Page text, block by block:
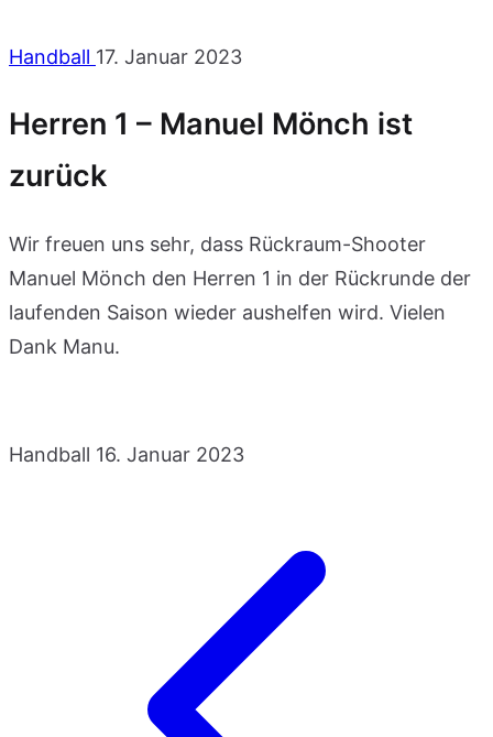
Handball 17. Januar 2023
Herren 1 – Manuel Mönch ist
zurück
Wir freuen uns sehr, dass Rückraum-Shooter
Manuel Mönch den Herren 1 in der Rückrunde der
laufenden Saison wieder aushelfen wird. Vielen
Dank Manu.
Handball 16. Januar 2023